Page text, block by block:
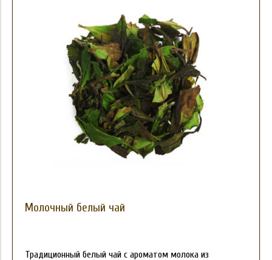
Молочный белый чай
Традиционный белый чай с ароматом молока из